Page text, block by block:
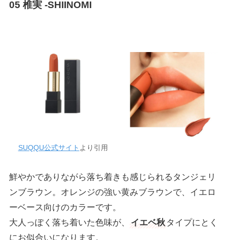
05 椎実 -SHIINOMI
SUQQU公式サイト より引用
鮮やかでありながら落ち着きも感じられるタンジェリ
ンブラウン。オレンジの強い黄みブラウンで、イエロ
ーベース向けのカラーです。
大人っぽく落ち着いた色味が、
イエベ秋 タイプにとく
にお似合いになります。